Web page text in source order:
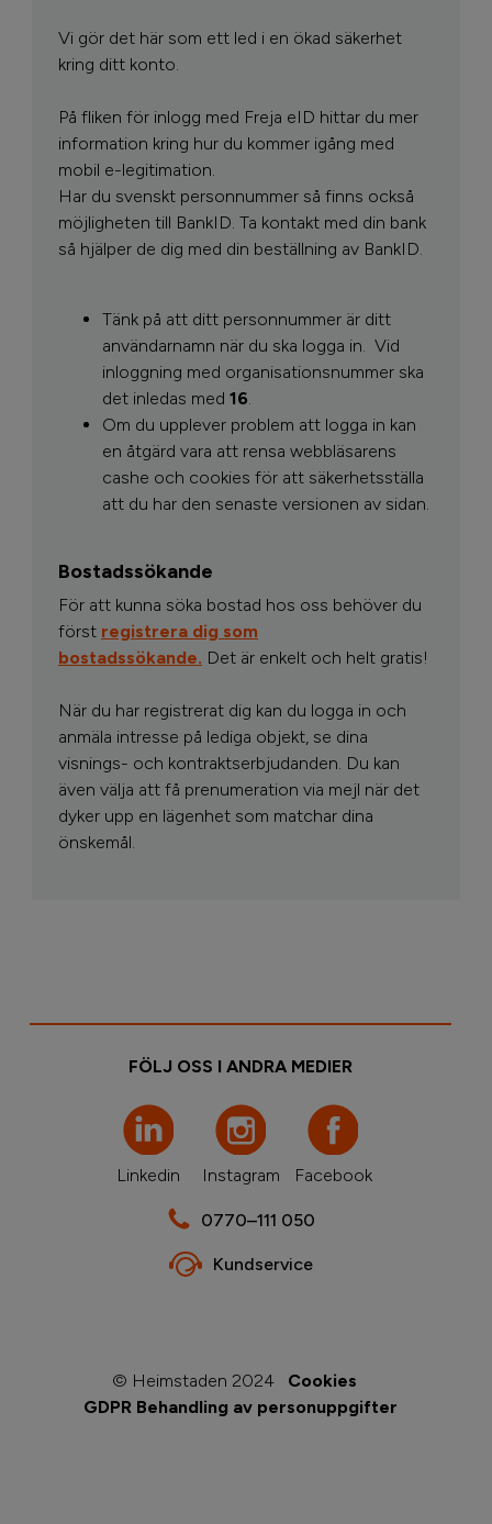
Vi gör det här som ett led i en ökad säkerhet
kring ditt konto.
På fliken för inlogg med Freja eID hittar du mer
information kring hur du kommer igång med
mobil e-legitimation.
Har du svenskt personnummer så finns också
möjligheten till BankID. Ta kontakt med din bank
så hjälper de dig med din beställning av BankID.
Tänk på att ditt personnummer är ditt
användarnamn när du ska logga in. Vid
inloggning med organisationsnummer ska
det inledas med 16.
Om du upplever problem att logga in kan
en åtgärd vara att rensa webbläsarens
cashe och cookies för att säkerhetsställa
att du har den senaste versionen av sidan.
Bostadssökande
För att kunna söka bostad hos oss behöver du
först registrera dig som
bostadssökande. Det är enkelt och helt gratis!
När du har registrerat dig kan du logga in och
anmäla intresse på lediga objekt, se dina
visnings- och kontraktserbjudanden. Du kan
även välja att få prenumeration via mejl när det
dyker upp en lägenhet som matchar dina
önskemål.
FÖLJ OSS I ANDRA MEDIER
Linkedin Instagram Facebook
0770–111 050
Kundservice
© Heimstaden 2024
Cookies
GDPR Behandling av personuppgifter